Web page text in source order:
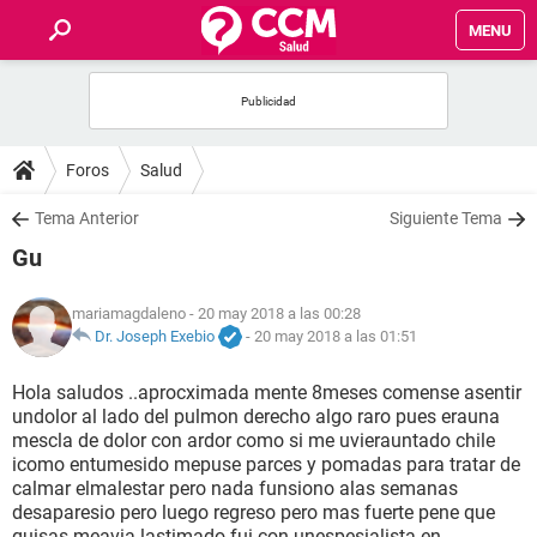
MENU
FOROS
SALUD
NUTRICIÓN
BIENESTAR
SEXUALIDAD
GLOSARIO
Foros Salud
Tema Anterior Siguiente Tema
Gu
mariamagdaleno - 20 may 2018 a las 00:28
Dr. Joseph Exebio
- 20 may 2018 a las 01:51
Hola saludos ..aprocximada mente 8meses comense asentir
undolor al lado del pulmon derecho algo raro pues erauna
mescla de dolor con ardor como si me uvierauntado chile
icomo entumesido mepuse parces y pomadas para tratar de
calmar elmalestar pero nada funsiono alas semanas
desaparesio pero luego regreso pero mas fuerte pene que